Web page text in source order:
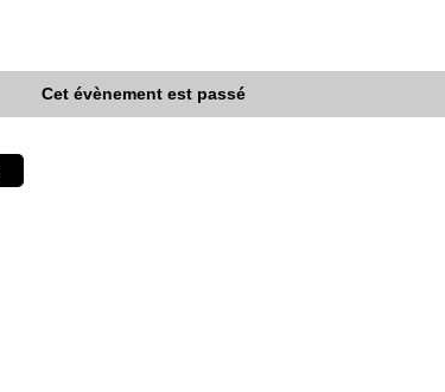
Cet évènement est passé